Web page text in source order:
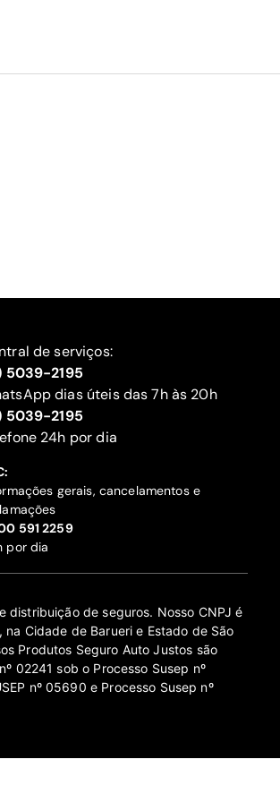
de serviços:
5039-2195
dias úteis das 7h às 20h
5039-2195
24h por dia
gerais, cancelamentos e
591 2259
por dia
distribuição de seguros. Nosso CNPJ é
Cidade de Barueri e Estado de São
Produtos Seguro Auto Justos são
02241 sob o Processo Susep nº
nº 05690 e Processo Susep nº